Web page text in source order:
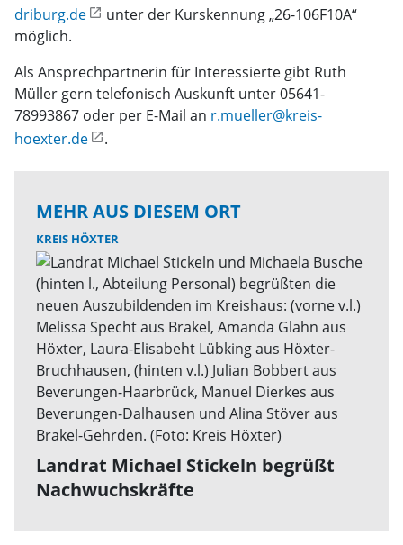
driburg.de
unter der Kurskennung „26-106F10A“
möglich.
Als Ansprechpartnerin für Interessierte gibt Ruth
Müller gern telefonisch Auskunft unter 05641-
78993867 oder per E-Mail an r.mueller@kreis-
hoexter.de
.
MEHR AUS DIESEM ORT
KREIS HÖXTER
Landrat Michael Stickeln begrüßt
Nachwuchskräfte